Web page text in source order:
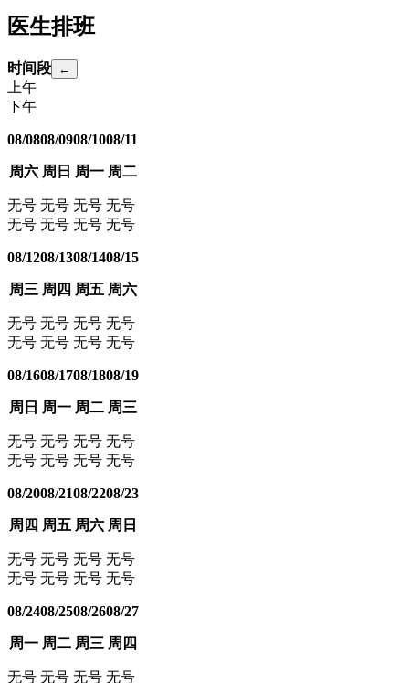
医生排班
时间段 ←
上午
下午
08/08
周六
08/09
周日
08/10
周一
08/11
周二
无号 无号 无号 无号
无号 无号 无号 无号
08/12
周三
08/13
周四
08/14
周五
08/15
周六
无号 无号 无号 无号
无号 无号 无号 无号
08/16
周日
08/17
周一
08/18
周二
08/19
周三
无号 无号 无号 无号
无号 无号 无号 无号
08/20
周四
08/21
周五
08/22
周六
08/23
周日
无号 无号 无号 无号
无号 无号 无号 无号
08/24
周一
08/25
周二
08/26
周三
08/27
周四
无号 无号 无号 无号